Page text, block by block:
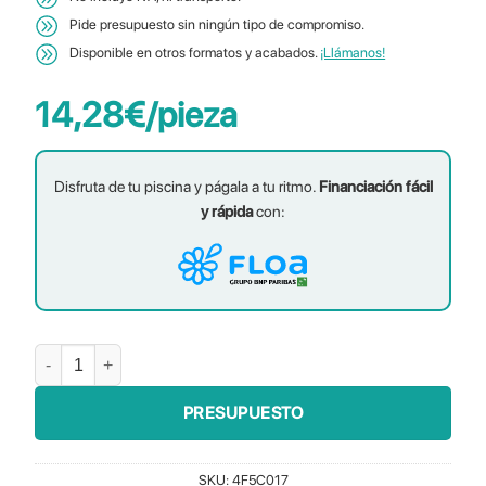
Pide presupuesto sin ningún tipo de compromiso.
Disponible en otros formatos y acabados. ¡Llámanos!
14,28€/pieza
Disfruta de tu piscina y págala a tu ritmo. Financiación fácil
y rápidacon:
Borde Benicassim Escuadra Inv. 35x35 cantidad
PRESUPUESTO
SKU: 4F5C017